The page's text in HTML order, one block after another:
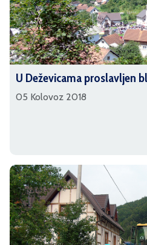
U Deževicama proslavljen
05 Kolovoz 2018